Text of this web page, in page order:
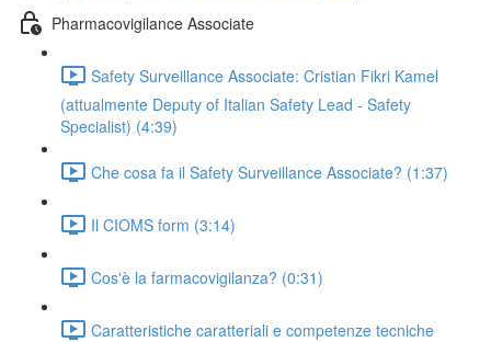
Pharmacovigilance Associate
Safety Surveillance Associate: Cristian Fikri Kamel
(attualmente Deputy of Italian Safety Lead - Safety
Specialist) (4:39)
Che cosa fa il Safety Surveillance Associate? (1:37)
Il CIOMS form (3:14)
Cos'è la farmacovigilanza? (0:31)
Caratteristiche caratteriali e competenze tecniche